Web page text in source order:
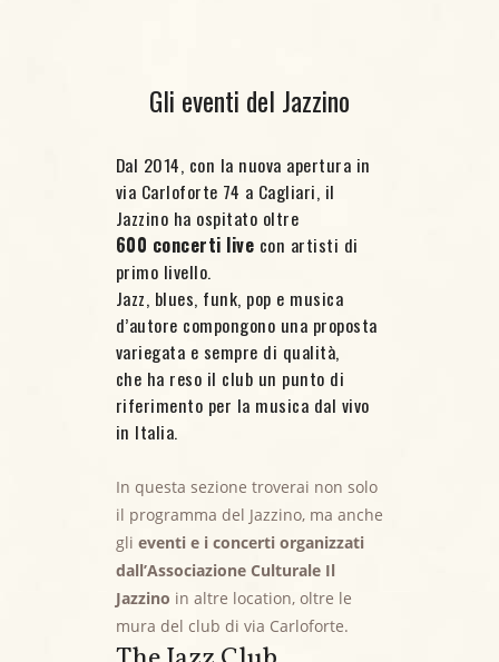
Gli eventi del Jazzino
Dal 2014, con la nuova apertura in
via Carloforte 74 a Cagliari, il
Jazzino ha ospitato oltre
600 concerti live con artisti di
primo livello.
Jazz, blues, funk, pop e musica
d’autore compongono una proposta
variegata e sempre di qualità,
che ha reso il club un punto di
riferimento per la musica dal vivo
in Italia.
In questa sezione troverai non solo
il programma del Jazzino, ma anche
gli eventi e i concerti organizzati
dall’Associazione Culturale Il
Jazzino in altre location, oltre le
mura del club di via Carloforte.